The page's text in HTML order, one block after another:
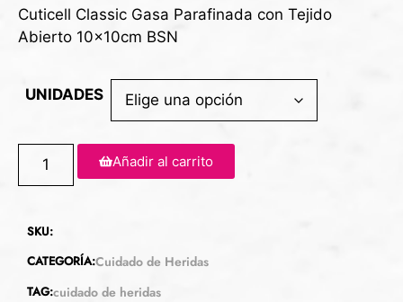
Cuticell Classic Gasa Parafinada con Tejido
Abierto 10x10cm BSN
UNIDADES
Añadir al carrito
SKU:
CATEGORÍA:Cuidado de Heridas
TAG:cuidado de heridas